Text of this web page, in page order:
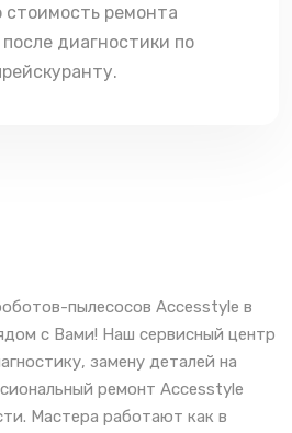
ремонта
диагностики по
пылесосов Accesstyle в
с Вами! Наш сервисный центр
замену деталей на
ремонт Accesstyle
Мастера работают как в